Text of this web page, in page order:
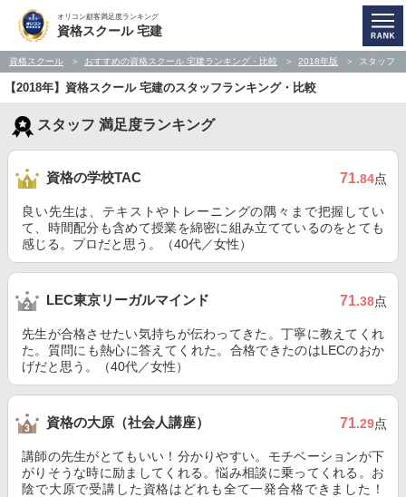
オリコン顧客満足度ランキング
資格スクール 宅建
資格スクール おすすめの資格スクール 宅建ランキング・比較 2018年版 スタッフ
【2018年】資格スクール 宅建のスタッフランキング・比較
スタッフ 満足度ランキング
資格の学校TAC 71.84点
良い先生は、テキストやトレーニングの隅々まで把握してい
て、時間配分も含めて授業を綿密に組み立てているのをとても
感じる。プロだと思う。（40代／女性）
LEC東京リーガルマインド 71.38点
先生が合格させたい気持ちが伝わってきた。丁寧に教えてくれ
た。質問にも熱心に答えてくれた。合格できたのはLECのおか
げだと思う。（40代／女性）
資格の大原（社会人講座） 71.29点
講師の先生がとてもいい！分かりやすい。モチベーションが下
がりそうな時に励ましてくれる。悩み相談に乗ってくれる。お
陰で大原で受講した資格はどれも全て一発合格できました！